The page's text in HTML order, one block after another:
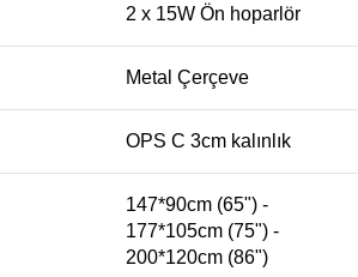
2 x 15W Ön hoparlör
Metal Çerçeve
OPS C 3cm kalınlık
147*90cm (65") -
177*105cm (75") -
200*120cm (86")